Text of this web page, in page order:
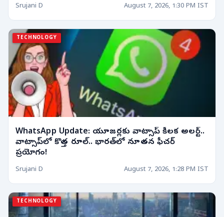
Srujani D August 7, 2026, 1:30 PM IST
TECHNOLOGY
WhatsApp Update: యూజర్లకు వాట్సాప్ కీలక అలర్ట్..
వాట్సాప్‌లో కొత్త రూల్‌.. భారత్‌లో నూతన ఫీచర్
ప్రయోగం!
Srujani D August 7, 2026, 1:28 PM IST
TECHNOLOGY